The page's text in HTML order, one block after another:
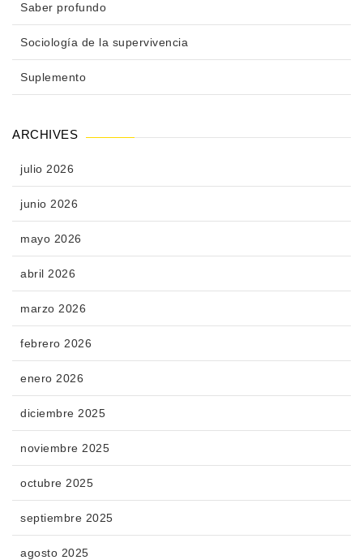
Saber profundo
Sociología de la supervivencia
Suplemento
ARCHIVES
julio 2026
junio 2026
mayo 2026
abril 2026
marzo 2026
febrero 2026
enero 2026
diciembre 2025
noviembre 2025
octubre 2025
septiembre 2025
agosto 2025